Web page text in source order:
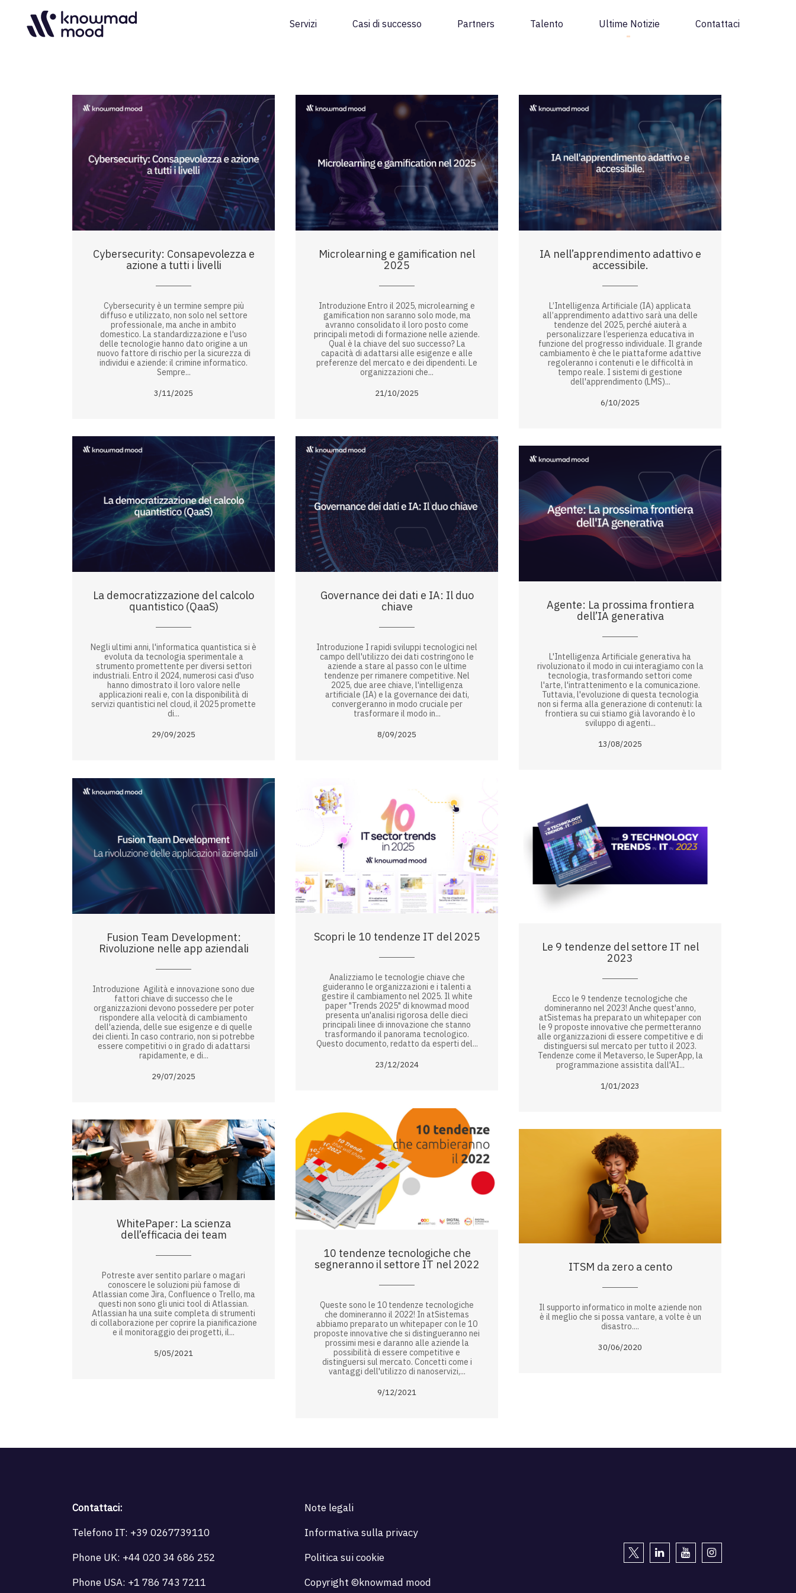
Servizi Casi di successo Partners Talento Ultime Notizie Contattaci
Cybersecurity: Consapevolezza e
azione a tutti i livelli
Cybersecurity è un termine sempre più
diffuso e utilizzato, non solo nel settore
professionale, ma anche in ambito
domestico. La standardizzazione e l'uso
delle tecnologie hanno dato origine a un
nuovo fattore di rischio per la sicurezza di
individui e aziende: il crimine informatico.
Sempre...
3/11/2025
Microlearning e gamification nel
2025
Introduzione Entro il 2025, microlearning e
gamification non saranno solo mode, ma
avranno consolidato il loro posto come
principali metodi di formazione nelle aziende.
Qual è la chiave del suo successo? La
capacità di adattarsi alle esigenze e alle
preferenze del mercato e dei dipendenti. Le
organizzazioni che...
21/10/2025
IA nell’apprendimento adattivo e
accessibile.
L’Intelligenza Artificiale (IA) applicata
all’apprendimento adattivo sarà una delle
tendenze del 2025, perché aiuterà a
personalizzare l’esperienza educativa in
funzione del progresso individuale. Il grande
cambiamento è che le piattaforme adattive
regoleranno i contenuti e le difficoltà in
tempo reale. I sistemi di gestione
dell'apprendimento (LMS)...
6/10/2025
La democratizzazione del calcolo
quantistico (QaaS)
Negli ultimi anni, l'informatica quantistica si è
evoluta da tecnologia sperimentale a
strumento promettente per diversi settori
industriali. Entro il 2024, numerosi casi d'uso
hanno dimostrato il loro valore nelle
applicazioni reali e, con la disponibilità di
servizi quantistici nel cloud, il 2025 promette
di...
29/09/2025
Governance dei dati e IA: Il duo
chiave
Introduzione I rapidi sviluppi tecnologici nel
campo dell'utilizzo dei dati costringono le
aziende a stare al passo con le ultime
tendenze per rimanere competitive. Nel
2025, due aree chiave, l'intelligenza
artificiale (IA) e la governance dei dati,
convergeranno in modo cruciale per
trasformare il modo in...
8/09/2025
Agente: La prossima frontiera
dell’IA generativa
L'Intelligenza Artificiale generativa ha
rivoluzionato il modo in cui interagiamo con la
tecnologia, trasformando settori come
l'arte, l'intrattenimento e la comunicazione.
Tuttavia, l'evoluzione di questa tecnologia
non si ferma alla generazione di contenuti: la
frontiera su cui stiamo già lavorando è lo
sviluppo di agenti...
13/08/2025
Fusion Team Development:
Rivoluzione nelle app aziendali
Introduzione Agilità e innovazione sono due
fattori chiave di successo che le
organizzazioni devono possedere per poter
rispondere alla velocità di cambiamento
dell'azienda, delle sue esigenze e di quelle
dei clienti. In caso contrario, non si potrebbe
essere competitivi o in grado di adattarsi
rapidamente, e di...
29/07/2025
Scopri le 10 tendenze IT del 2025
Analizziamo le tecnologie chiave che
guideranno le organizzazioni e i talenti a
gestire il cambiamento nel 2025. Il white
paper "Trends 2025" di knowmad mood
presenta un'analisi rigorosa delle dieci
principali linee di innovazione che stanno
trasformando il panorama tecnologico.
Questo documento, redatto da esperti del...
23/12/2024
Le 9 tendenze del settore IT nel
2023
Ecco le 9 tendenze tecnologiche che
domineranno nel 2023! Anche quest'anno,
atSistemas ha preparato un whitepaper con
le 9 proposte innovative che permetteranno
alle organizzazioni di essere competitive e di
distinguersi sul mercato per tutto il 2023.
Tendenze come il Metaverso, le SuperApp, la
programmazione assistita dall'AI...
1/01/2023
10 tendenze tecnologiche che
segneranno il settore IT nel 2022
Queste sono le 10 tendenze tecnologiche
che domineranno il 2022! In atSistemas
abbiamo preparato un whitepaper con le 10
proposte innovative che si distingueranno nei
prossimi mesi e daranno alle aziende la
possibilità di essere competitive e
distinguersi sul mercato. Concetti come i
vantaggi dell'utilizzo di nanoservizi,...
9/12/2021
WhitePaper: La scienza
dell’efficacia dei team
Potreste aver sentito parlare o magari
conoscere le soluzioni più famose di
Atlassian come Jira, Confluence o Trello, ma
questi non sono gli unici tool di Atlassian.
Atlassian ha una suite completa di strumenti
di collaborazione per coprire la pianificazione
e il monitoraggio dei progetti, il...
5/05/2021
ITSM da zero a cento
Il supporto informatico in molte aziende non
è il meglio che si possa vantare, a volte è un
disastro....
30/06/2020
Contattaci:
Telefono IT: +39 0267739110
Phone UK: +44 020 34 686 252
Phone USA: +1 786 743 7211
Note legali
Informativa sulla privacy
Politica sui cookie
Copyright ©knowmad mood